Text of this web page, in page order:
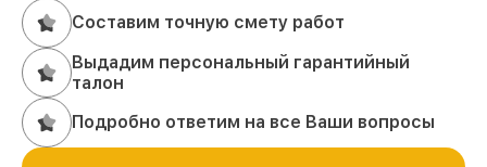
Составим точную смету работ
Выдадим персональный гарантийный
талон
Подробно ответим на все Ваши вопросы